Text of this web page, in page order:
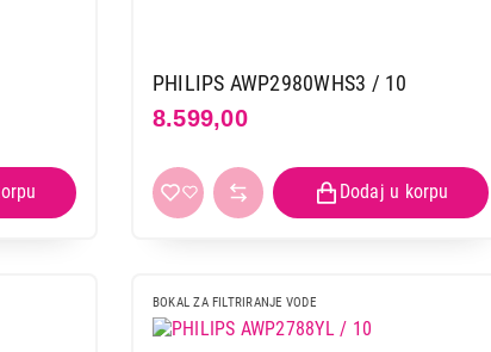
PHILIPS AWP2980WHS3 / 10
8.599,00
BOKAL ZA FILTRIRANJE VODE